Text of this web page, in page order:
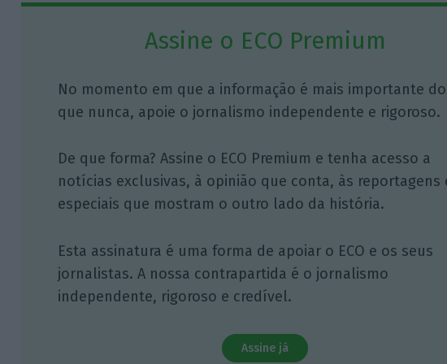
Assine o ECO Premium
No momento em que a informação é mais importante do
que nunca, apoie o jornalismo independente e rigoroso.
De que forma? Assine o ECO Premium e tenha acesso a
notícias exclusivas, à opinião que conta, às reportagens
especiais que mostram o outro lado da história.
Esta assinatura é uma forma de apoiar o ECO e os seus
jornalistas. A nossa contrapartida é o jornalismo
independente, rigoroso e credível.
Assine já